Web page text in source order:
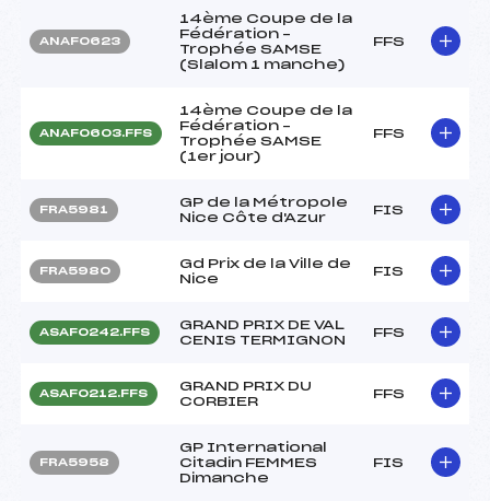
ANAF0623
14ème Coupe de la
Fédération –
Trophée SAMSE
(Slalom 1 manche)
FFS
ANAF0603.FFS
14ème Coupe de la
Fédération –
Trophée SAMSE
(1er jour)
FFS
FRA5981
GP de la Métropole
Nice Côte d'Azur
FIS
FRA5980
Gd Prix de la Ville de
Nice
FIS
ASAF0242.FFS
GRAND PRIX DE VAL
CENIS TERMIGNON
FFS
ASAF0212.FFS
GRAND PRIX DU
CORBIER
FFS
FRA5958
GP International
Citadin FEMMES
Dimanche
FIS